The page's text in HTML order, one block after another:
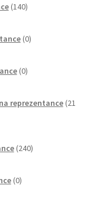
140izdelkov
0izdelkov
0izdelkov
reprezentance 21
240izdelkov
0izdelkov